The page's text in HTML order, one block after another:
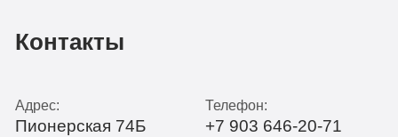
Контакты
Адрес:
Пионерская 74Б
Телефон:
+7 903 646-20-71